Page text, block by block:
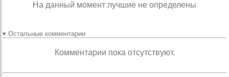
На данный момент лучшие не определены
▾ Остальные комментарии
Комментарии пока отсутствуют.